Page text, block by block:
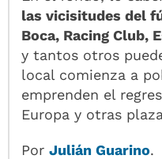
las vicisitudes del
Boca, Racing Club,
y tantos otros
local comienza a
emprenden el
Europa y otras
PorJulián Guarino.